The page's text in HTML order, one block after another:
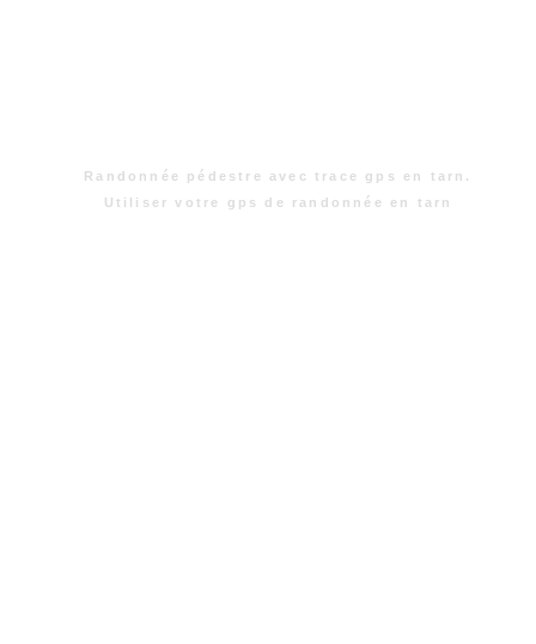
Randonnée pédestre avec trace gps en tarn.
Utiliser votre gps de randonnée en tarn